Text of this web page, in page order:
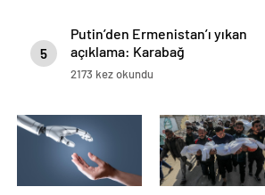
5
Putin’den Ermenistan’ı yıkan
açıklama: Karabağ
Azerbaycan’ın ayrılmaz bir
2173 kez okundu